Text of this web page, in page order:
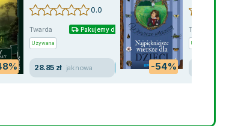
0.0
Twarda Pakujemy dzisiaj
Używana
28.85 zł jak nowa -54%
Twarda